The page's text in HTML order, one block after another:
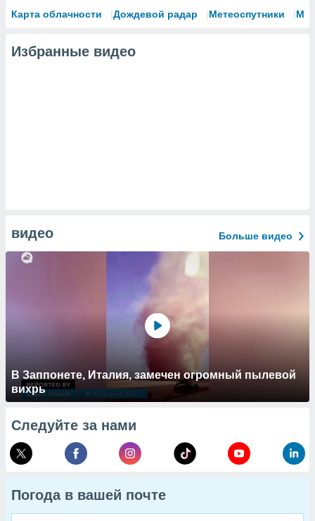
Карта облачности Дождевой радар Метеоспутники
Избранные видео
видео Больше видео
В Заппонете, Италия, замечен огромный пылевой
вихрь
Следуйте за нами
Погода в вашей почте